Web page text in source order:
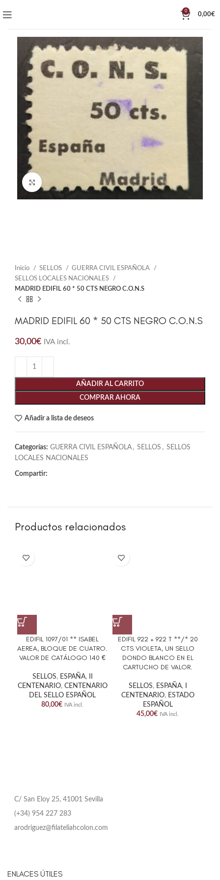
0
0,00€
Inicio SELLOS
GUERRA CIVIL ESPAÑOLA
SELLOS LOCALES NACIONALES
MADRID EDIFIL 60 * 50 CTS NEGRO C.O.N.S
MADRID EDIFIL 60 * 50 CTS NEGRO C.O.N.S
30,00€ IVA incl.
AÑADIR AL CARRITO
COMPRAR AHORA
Añadir a lista de deseos
Categorías: GUERRA CIVIL ESPAÑOLA , SELLOS , SELLOS
LOCALES NACIONALES
Compartir:
Productos relacionados
EDIFIL 1097/01 ** ISABEL
AEREA, BLOQUE DE CUATRO.
VALOR DE CATÁLOGO 140 €
SELLOS, ESPAÑA,
CENTENARIO, CENTENARIO
DEL SELLO ESPAÑOL
80,00€ IVA incl.
EDIFIL 922 + 922 T **/* 20
CTS VIOLETA, UN SELLO
DONDO BLANCO EN EL
CARTUCHO DE VALOR.
SELLOS, ESPAÑA,
CENTENARIO, ESTADO
ESPAÑOL
45,00€ IVA incl.
C/ San Eloy 25, 41001 Sevilla
(+34) 954 227 283
arodriguez@filateliahcolon.com
ENLACES ÚTILES